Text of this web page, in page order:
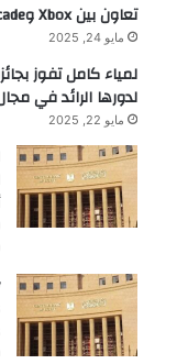
تعاون بين Xbox وAntstream Arcade
مايو 24, 2025
لمياء كامل تفوز
لدورها الرائد في
مايو 22, 2025